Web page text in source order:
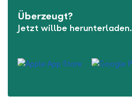
Überzeugt?
Jetzt willbe herunterladen.